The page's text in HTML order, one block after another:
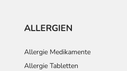
zu starkem Blutdruckabfall
ALLERGIEN
Allergie Medikamente
Allergie Tabletten